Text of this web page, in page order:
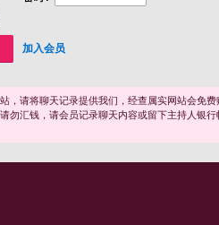
加入会员
，请将聊天记录提供我们，经查属实网站会免费
勿汇钱，请会员记录聊天内容或留下主持人银